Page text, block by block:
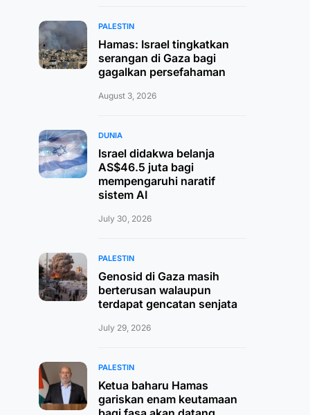
PALESTIN
Hamas: Israel tingkatkan
serangan di Gaza bagi
gagalkan persefahaman
August 3, 2026
DUNIA
Israel didakwa belanja
AS$46.5 juta bagi
mempengaruhi naratif
sistem AI
July 30, 2026
PALESTIN
Genosid di Gaza masih
berterusan walaupun
terdapat gencatan senjata
July 29, 2026
PALESTIN
Ketua baharu Hamas
gariskan enam keutamaan